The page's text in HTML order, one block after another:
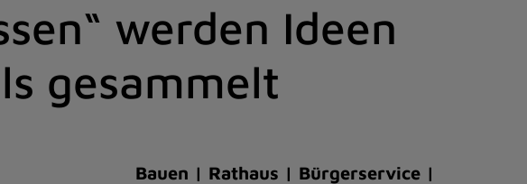
werden Ideen
gesammelt
Bauen | Rathaus | Bürgerservice |